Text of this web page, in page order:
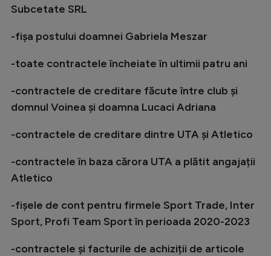
Subcetate SRL
-fișa postului doamnei Gabriela Meszar
-toate contractele încheiate în ultimii patru ani
-contractele de creditare făcute între club și
domnul Voinea și doamna Lucaci Adriana
-contractele de creditare dintre UTA și Atletico
-contractele în baza cărora UTA a plătit angajații
Atletico
-fișele de cont pentru firmele Sport Trade, Inter
Sport, Profi Team Sport în perioada 2020-2023
-contractele și facturile de achiziții de articole